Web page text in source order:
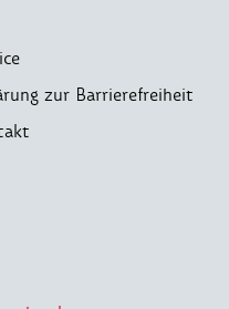
zur Barrierefreiheit